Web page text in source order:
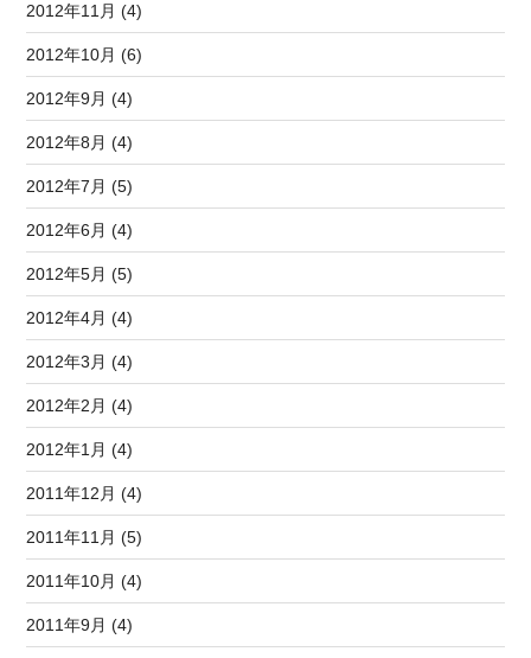
2012年11月 (4)
2012年10月 (6)
2012年9月 (4)
2012年8月 (4)
2012年7月 (5)
2012年6月 (4)
2012年5月 (5)
2012年4月 (4)
2012年3月 (4)
2012年2月 (4)
2012年1月 (4)
2011年12月 (4)
2011年11月 (5)
2011年10月 (4)
2011年9月 (4)